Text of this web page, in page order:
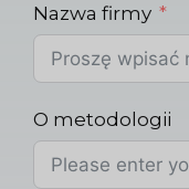
Nazwa firmy
O metodologii